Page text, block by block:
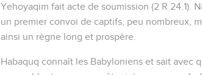
Yehoyaqim fait acte de soumission (2 R 24.1).
un premier convoi de captifs, peu nombreux,
ainsi un règne long et prospère.
Habaquq connaît les Babyloniens et sait avec